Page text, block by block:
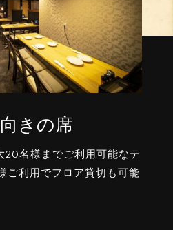
きの席
20名様までご利用可能なテ
ご利用でフロア貸切も可能